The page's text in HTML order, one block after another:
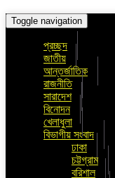
Toggle navigation
প্রচ্ছদ
জাতীয়
আন্তর্জাতিক
রাজনীতি
সারাদেশ
বিনোদন
খেলাধুলা
বিভাগীয় সংবাদ
ঢাকা
চট্টগ্রাম
বরিশাল